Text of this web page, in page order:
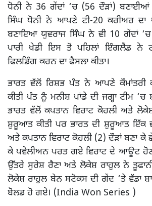
ਧੋਨੀ ਨੇ 36 ਗੇਂਦਾਂ ‘ਚ (56 ਦੌੜਾਂ)
ਸਿੰਘ ਧੋਨੀ ਨੇ ਆਪਣੇ ਟੀ-20 ਕਰੀਅਰ ਦਾ
ਬਣਾਇਆ ਯੁਵਰਾਜ ਸਿੰਘ ਨੇ ਵੀ 10 ਗੇਂਦਾਂ ‘ਚ
ਪਾਰੀ ਖੇਡੀ ਇਸ ਤੋਂ ਪਹਿਲਾਂ ਇੰਗਲੈਂਡ ਨੇ
ਫਿਲਡਿੰਗ ਕਰਨ ਦਾ ਫੈਸਲਾ ਕੀਤਾ।
ਭਾਰਤ ਵੱਲੋਂ ਰਿਸ਼ਭ ਪੰਤ ਨੇ ਆਪਣੇ ਕੌਮਾਂਤਰੀ
ਕੀਤੀ ਪੰਤ ਨੂੰ ਮਨੀਸ਼ ਪਾਂਡੇ ਦੀ ਜਗ੍ਹਾ ਟੀਮ
ਭਾਰਤ ਵੱਲੋਂ ਕਪਤਾਨ ਵਿਰਾਟ ਕੋਹਲੀ ਅਤੇ
ਸ਼ੁਰੂਆਤ ਕੀਤੀ ਪਰ ਭਾਰਤ ਦੀ ਸ਼ੁਰੂਆਤ ਇੱਕ
ਅਤੇ ਕਪਤਾਨ ਵਿਰਾਟ ਕੋਹਲੀ (2) ਦੌੜਾਂ ਬਣਾ
ਕੇ ਪਵੇਲੀਅਨ ਪਰਤ ਗਏ ਵਿਰਾਟ ਦੇ ਆਊਟ
ਉੱਤਰੇ ਸੁਰੇਸ਼ ਰੈਣਾ ਅਤੇ ਲੋਕੇਸ਼ ਰਾਹੁਲ ਨੇ
ਲੋਕੇਸ਼ ਰਾਹੁਲ ਬੇਨ ਸਟੋਕਸ ਦੀ ਗੇਂਦ ‘ਤੇ ਵੱਡਾ
ਬੋਲਡ ਹੋ ਗਏ। (India Won Series )